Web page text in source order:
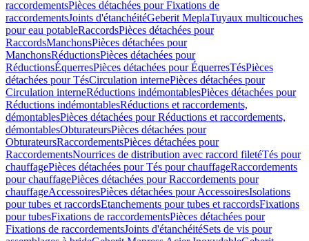
raccordementsPièces détachées pour Fixations de
raccordementsJoints d'étanchéitéGeberit MeplaTuyaux multicouches
pour eau potableRaccordsPièces détachées pour
RaccordsManchonsPièces détachées pour
ManchonsRéductionsPièces détachées pour
RéductionsÉquerresPièces détachées pour ÉquerresTésPièces
détachées pour TésCirculation internePièces détachées pour
Circulation interneRéductions indémontablesPièces détachées pour
Réductions indémontablesRéductions et raccordements,
démontablesPièces détachées pour Réductions et raccordements,
démontablesObturateursPièces détachées pour
ObturateursRaccordementsPièces détachées pour
RaccordementsNourrices de distribution avec raccord filetéTés pour
chauffagePièces détachées pour Tés pour chauffageRaccordements
pour chauffagePièces détachées pour Raccordements pour
chauffageAccessoiresPièces détachées pour AccessoiresIsolations
pour tubes et raccordsEtanchements pour tubes et raccordsFixations
pour tubesFixations de raccordementsPièces détachées pour
Fixations de raccordementsJoints d'étanchéitéSets de vis pour